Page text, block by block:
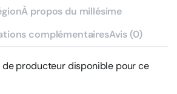
À propos du millésime
complémentairesAvis (0)
producteur disponible pour ce